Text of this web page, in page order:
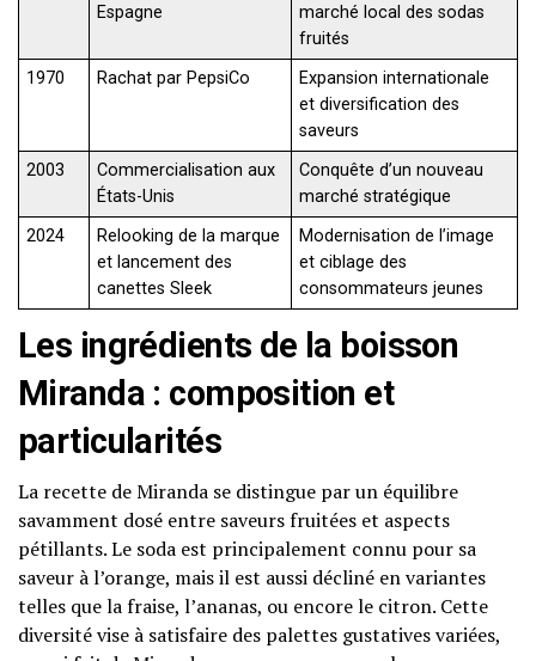
Espagne
marché local des sodas
fruités
1970
Rachat par PepsiCo
Expansion internationale
et diversification des
saveurs
2003
Commercialisation aux
États-Unis
Conquête d’un nouveau
marché stratégique
2024
Relooking de la marque
et lancement des
canettes Sleek
Modernisation de l’image
et ciblage des
consommateurs jeunes
Les ingrédients de la boisson
Miranda : composition et
particularités
La recette de Miranda se distingue par un équilibre
savamment dosé entre saveurs fruitées et aspects
pétillants. Le soda est principalement connu pour sa
saveur à l’orange, mais il est aussi décliné en variantes
telles que la fraise, l’ananas, ou encore le citron. Cette
diversité vise à satisfaire des palettes gustatives variées,